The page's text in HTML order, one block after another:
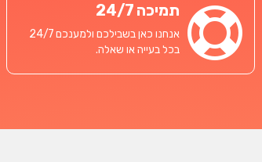
תמיכה 24/7
אנחנו כאן בשבילכם ולמענכם 24/7
בכל בעייה או שאלה.